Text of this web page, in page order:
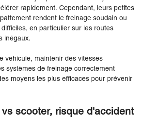
rapidement. Cependant, leurs petites
rendent le freinage soudain ou
en particulier sur les routes
inégaux.
véhicule, maintenir des vitesses
systèmes de freinage correctement
moyens les plus efficaces pour prévenir
scooter, risque d'accident